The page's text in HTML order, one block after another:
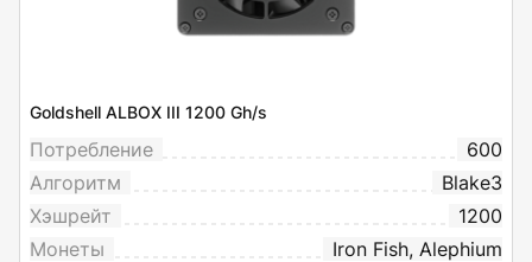
Goldshell ALBOX III 1200 Gh/s
Потребление
600
Алгоритм
Blake3
Хэшрейт
1200
Монеты
Iron Fish, Alephium